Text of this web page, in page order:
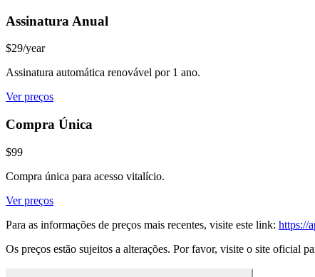
Assinatura Anual
$29/year
Assinatura automática renovável por 1 ano.
Ver preços
Compra Única
$99
Compra única para acesso vitalício.
Ver preços
Para as informações de preços mais recentes, visite este link: https://
Os preços estão sujeitos a alterações. Por favor, visite o site oficial